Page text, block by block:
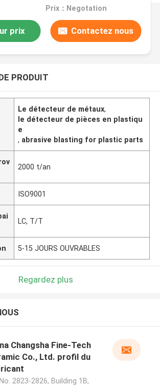
Prix：Negotation
prix Contactez nous
PRODUIT
Le détecteur de métaux,
le détecteur de pièces en plastiqu
e
, abrasive blasting for plastic parts
2000 t/an
ISO9001
LC, T/T
5-15 JOURS OUVRABLES
Regardez plus
Changsha Fine-Tech
Co., Ltd. profil du
No. 2823-2826, Building 1B,